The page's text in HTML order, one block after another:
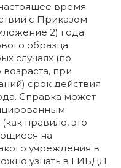
время
с Приказом
2) года
образца
случаях (по
при
срок действия
Справка может
правило, это
на
учреждения в
узнать в ГИБДД.